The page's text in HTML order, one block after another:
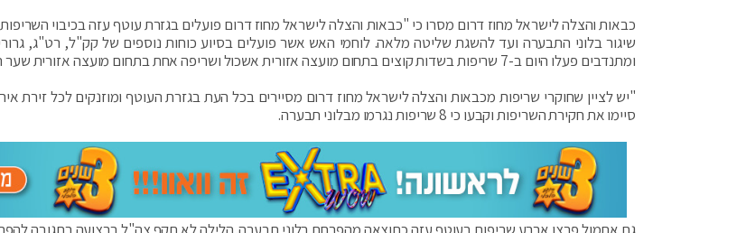
כבאות והצלה לישראל מחוז דרום מסרו כי "כבאות והצלה לישראל מחוז דרום פועלים בגזרת עוטף עזה בכיבוי
שיגור בלוני התבערה ועד להשגת שליטה מלאה. לוחמי האש אשר פועלים בסיוע כוחות נוספים של קק"ל, רט"ג,
ומתנדבים פעלו היום ב-7 שריפות בשדות קוצים בתחום מועצה אזורית אשכול ושריפה אחת בתחום מועצה אזורית שער הנגב בשדה שלף".
"יש לציין שחוקרי שריפות מכבאות והצלה לישראל מחוז דרום מסיירים בכל העת בגזרת העוטף ומוזנקים לכל זירת
סיימו את חקירת השריפות וקבעו כי 8 שריפות נגרמו מבלוני תבערה.